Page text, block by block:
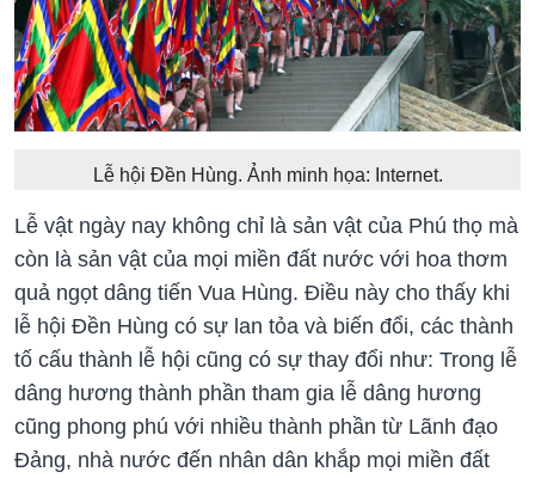
Lễ hội Đền Hùng. Ảnh minh họa: Internet.
Lễ vật ngày nay không chỉ là sản vật của Phú thọ mà
còn là sản vật của mọi miền đất nước với hoa thơm
quả ngọt dâng tiến Vua Hùng. Điều này cho thấy khi
lễ hội Đền Hùng có sự lan tỏa và biến đổi, các thành
tố cấu thành lễ hội cũng có sự thay đổi như: Trong lễ
dâng hương thành phần tham gia lễ dâng hương
cũng phong phú với nhiều thành phần từ Lãnh đạo
Đảng, nhà nước đến nhân dân khắp mọi miền đất